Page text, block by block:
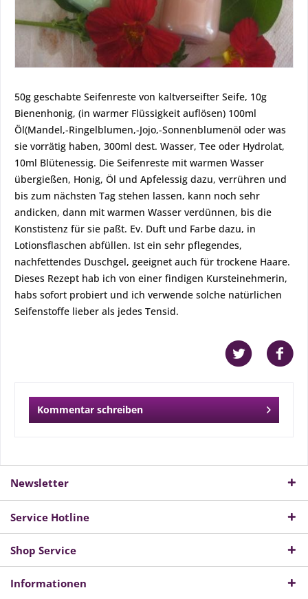
50g geschabte Seifenreste von kaltverseifter Seife, 10g
Bienenhonig, (in warmer Flüssigkeit auflösen) 100ml
Öl(Mandel,-Ringelblumen,-Jojo,-Sonnenblumenöl oder was
sie vorrätig haben, 300ml dest. Wasser, Tee oder Hydrolat,
10ml Blütenessig. Die Seifenreste mit warmen Wasser
übergießen, Honig, Öl und Apfelessig dazu, verrühren und
bis zum nächsten Tag stehen lassen, kann noch sehr
andicken, dann mit warmen Wasser verdünnen, bis die
Konstistenz für sie paßt. Ev. Duft und Farbe dazu, in
Lotionsflaschen abfüllen. Ist ein sehr pflegendes,
nachfettendes Duschgel, geeignet auch für trockene Haare.
Dieses Rezept hab ich von einer findigen Kursteinehmerin,
habs sofort probiert und ich verwende solche natürlichen
Seifenstoffe lieber als jedes Tensid.
Kommentar schreiben
Newsletter
Service Hotline
Shop Service
Informationen